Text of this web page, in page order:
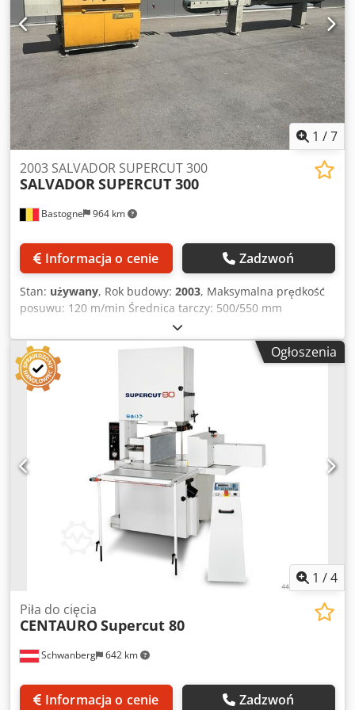
zależności od ceny 4,2 EUR (Ceny mogą się zmieniać wraz z
wyższymi wahaniami)
1 /7
Bastogne 964 km
2003 SALVADOR SUPERCUT 300
SALVADORSUPERCUT 300
Informacja o cenie Zadzwoń
Stan: używany, Rok budowy: 2003, Maksymalna prędkość
posuwu: 120 m/min Średnica tarczy: 500/550 mm
Wysokość stołu roboczego: 900 ± 20 mm Zużycie
sprężonego powietrza: 1200 l/min Dodezqg R Ispfx
Acmewa 6 atm Minimalna wymagana moc: 10 kW Prędkość
przepływu powietrza w układzie ssącym: 2000 m³/h 45 m/s
Wydajność przy 8 wyrzutnikach.
Ogłoszenia
1 /4
Schwanberg 642 km
Piła do cięcia
CENTAUROSupercut 80
Informacja o cenie Zadzwoń